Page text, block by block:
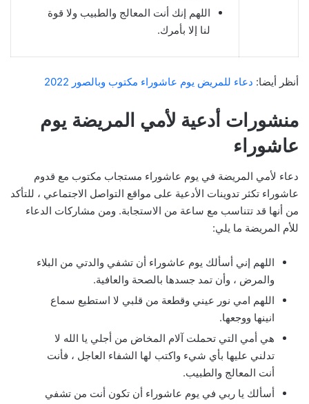
اللهم إنك أنت المعالج والطبيب ولا قوة
لنا إلا بأمرك.
أنظر أيضا: دعاء للمريض يوم عاشوراء مكتوب وبالصور 2022
منشورات أدعية لأمي المريضة يوم
عاشوراء
دعاء لأمي المريضة في يوم عاشوراء مستجاب مكتوب مع قدوم
عاشوراء تكثر تدوينات الأدعية على مواقع التواصل الاجتماعي ، للتأكد
من أنها قد تتناسب مع ساعة من الاستجابة. ومن مشاركات الدعاء
للأم المريضة ما يلي:
اللهم إني أسألك يوم عاشوراء أن تشفي والدتي من البلاء
والمرض ، وأن تمد جسدها بالصحة والعافية.
اللهم امي نور عيني وقطعة من قلبي لا استطيع سماع
انينها ووجعها.
هي أمي التي تحملت آلام المخاض من أجلي يا الله لا
تدلني عليها بأي شيء واكتب لها الشفاء العاجل ، فأنت
أنت المعالج والطبيب.
أسألك يا ربي في يوم عاشوراء أن تكون أنت من تشفي